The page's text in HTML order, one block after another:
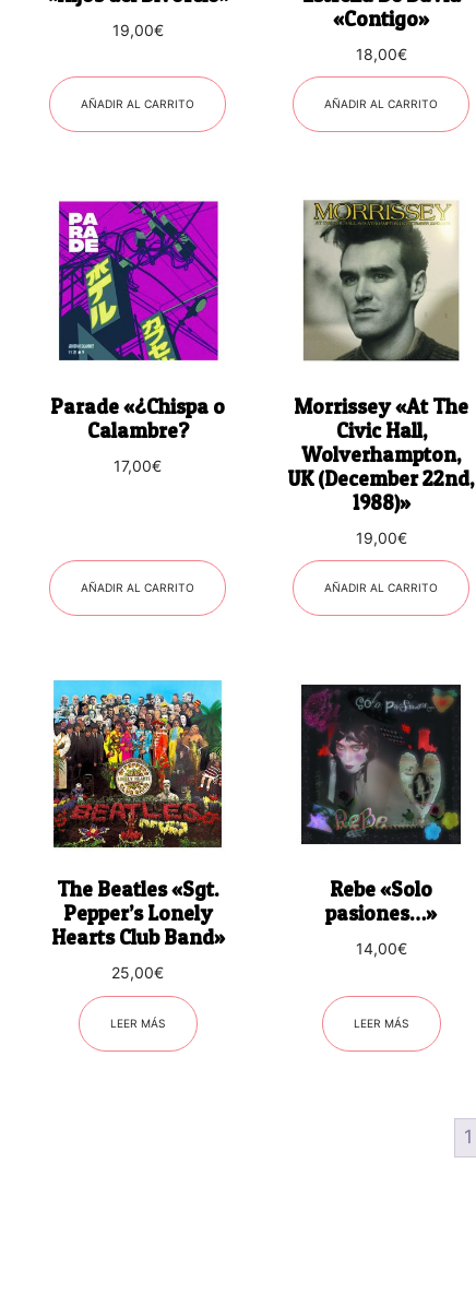
19,00€
AÑADIR AL CARRITO
«Contigo»
18,00€
AÑADIR AL CARRITO
Parade «¿Chispa o
Calambre?
17,00€
AÑADIR AL CARRITO
Morrissey «At The
Civic Hall,
Wolverhampton,
UK (December 22nd,
1988)»
19,00€
AÑADIR AL CARRITO
The Beatles «Sgt.
Pepper’s Lonely
Hearts Club Band»
25,00€
LEER MÁS
Rebe «Solo
pasiones…»
14,00€
LEER MÁS
1